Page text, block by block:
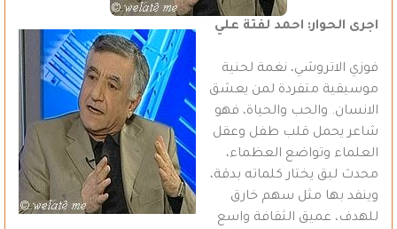
اجرى الحوار: احمد لفتة علي
فوزي الاتروشي، نغمة لحنية
موسيقية متفردة لمن يعشق
الانسان. والحب والحياة، فهو
شاعر يحمل قلب طفل وعقل
العلماء وتواضع العظماء،
محدث لبق يختار كلماته بدقة،
وينفد بها مثل سهم خارق
للهدف، عميق الثقافة واسع